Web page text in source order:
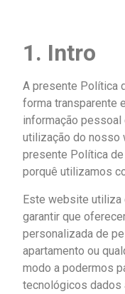
1. Intro
A presente Política
forma transparente
informação pessoal
utilização do nosso
presente Política
porquê utilizamos
Este website utiliza
garantir que
personalizada de
apartamento ou
modo a podermos
tecnológicos dados